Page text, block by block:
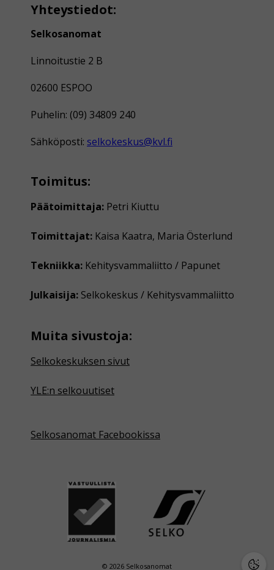
Yhteystiedot:
Selkosanomat
Linnoitustie 2 B
02600 ESPOO
Puhelin: (09) 34809 240
Sähköposti: selkokeskus@kvl.fi
Toimitus:
Päätoimittaja: Petri Kiuttu
Toimittajat: Kaisa Kaatra, Maria Österlund
Tekniikka: Kehitysvammaliitto / Papunet
Julkaisija: Selkokeskus / Kehitysvammaliitto
Muita sivustoja:
Selkokeskuksen sivut
YLE:n selkouutiset
Selkosanomat Facebookissa
© 2026 Selkosanomat